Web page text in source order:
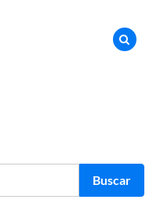
Buscar